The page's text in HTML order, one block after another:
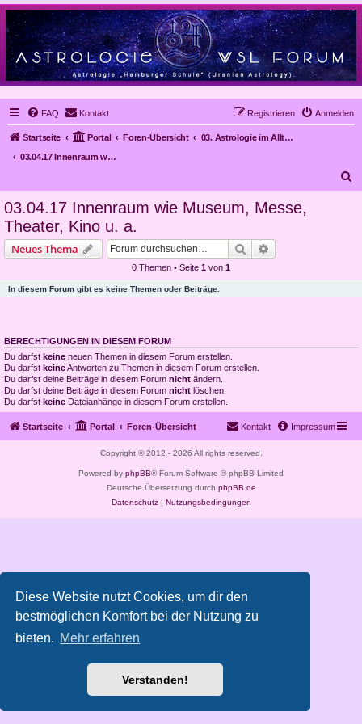
Diese Website nutzt Cookies, um dir den
bestmöglichen Komfort bei der Nutzung zu
bieten. Mehr erfahren
Verstanden!
FAQ Kontakt Anmelden
Registrieren
Startseite Portal Foren-Übersicht
03. Astrologie im Alltag, Mundanastrologie, Stundenastrologie, Objekt-Astrologie
03.04.17 Innenraum wie Museum, Messe, Theater, Kino u. a.
03.04.17 Innenraum wie Museum, Messe,
Theater, Kino u. a.
Neues Thema Suche
0 Themen • Seite 1 von 1
In diesem Forum gibt es keine Themen oder Beiträge.
BERECHTIGUNGEN IN DIESEM FORUM
Du darfst keine neuen Themen in diesem Forum erstellen.
Du darfst keineAntworten zu Themen in diesem Forum erstellen.
Du darfst deine Beiträge in diesem Forum nicht ändern.
Du darfst deine Beiträge in diesem Forum nicht löschen.
Du darfst keine Dateianhänge in diesem Forum erstellen.
Startseite Portal Foren-Übersicht Impressum
Kontakt
Copyright © 2012 - 2026 All rights reserved.
Powered by phpBB® Forum Software © phpBB Limited
Deutsche Übersetzung durch phpBB.de
Datenschutz| Nutzungsbedingungen